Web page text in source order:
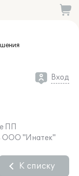
Вход
ПП
ООО "Инатек"
К списку